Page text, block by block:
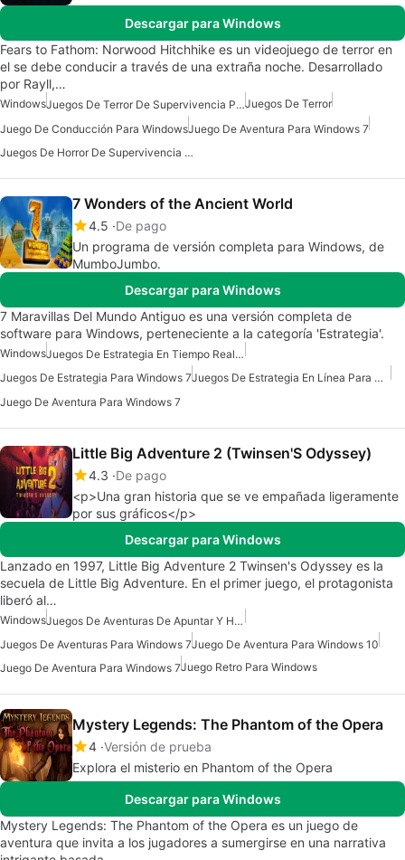
Descargar para Windows
Fears to Fathom: Norwood Hitchhike es un videojuego de terror en
el se debe conducir a través de una extraña noche. Desarrollado
por Rayll,…
Windows Juegos De Terror De Supervivencia Para WindowsJuegos De Terror
Juego De Conducción Para WindowsJuego De Aventura Para Windows 7
Juegos De Horror De Supervivencia Gratuitos Para Windows
7 Wonders of the Ancient World
4.5 De pago
Un programa de versión completa para Windows, de
MumboJumbo.
Descargar para Windows
7 Maravillas Del Mundo Antiguo es una versión completa de
software para Windows, perteneciente a la categoría 'Estrategia'.
Windows
Juegos De Estrategia En Tiempo Real Para Windows 7
Juegos De Estrategia Para Windows 7
Juegos De Estrategia En Línea Para Windows
Juego De Aventura Para Windows 7
Little Big Adventure 2 (Twinsen'S Odyssey)
4.3 De pago
<p>Una gran historia que se ve empañada ligeramente
por sus gráficos</p>
Descargar para Windows
Lanzado en 1997, Little Big Adventure 2 Twinsen's Odyssey es la
secuela de Little Big Adventure. En el primer juego, el protagonista
liberó al…
Windows
Juegos De Aventuras De Apuntar Y Hacer Clic
Juegos De Aventuras Para Windows 7Juego De Aventura Para Windows 10
Juego De Aventura Para Windows 7Juego Retro Para Windows
Mystery Legends: The Phantom of the Opera
4 Versión de prueba
Explora el misterio en Phantom of the Opera
Descargar para Windows
Mystery Legends: The Phantom of the Opera es un juego de
aventura que invita a los jugadores a sumergirse en una narrativa